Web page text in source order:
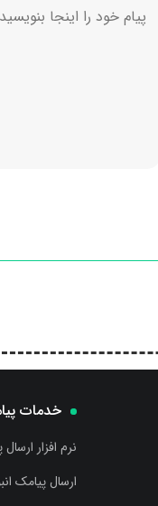
خدمات
نرم افزار
ارسال پیامک